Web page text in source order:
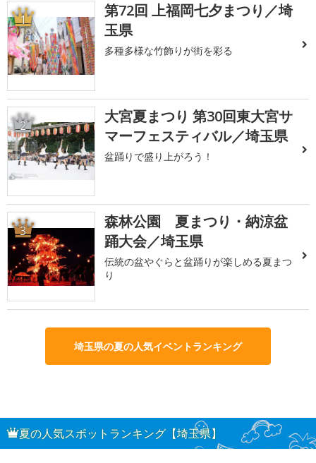
1
第72回 上福岡七夕まつり／埼
玉県
多種多様な竹飾りが街を彩る
2
大宮夏まつり 第30回東大宮サ
マーフェスティバル／埼玉県
盆踊りで盛り上がろう！
3
森林公園 夏まつり・納涼盆
踊大会／埼玉県
伝統の盆やぐらと盆踊りが楽しめる夏まつ
り
埼玉県の夏の人気イベントランキング
夏の人気スポットランキング【埼玉県】